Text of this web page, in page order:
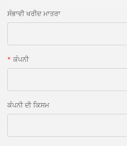
ਸੰਭਾਵੀ ਖਰੀਦ ਮਾਤਰਾ
ਕੰਪਨੀ
ਕੰਪਨੀ ਦੀ ਕਿਸਮ